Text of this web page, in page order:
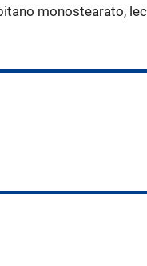
monostearato,